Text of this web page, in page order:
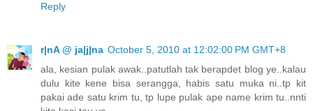
Reply
r|nA @ ja|j|na October 5, 2010 at 12:02:00 PM GMT+8
ala, kesian pulak awak..patutlah tak berapdet blog ye..kalau
dulu kite kene bisa serangga, habis satu muka ni..tp kit
pakai ade satu krim tu, tp lupe pulak ape name krim tu..nnti